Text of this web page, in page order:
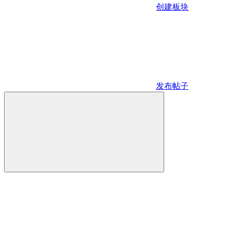
创建板块
发布帖子